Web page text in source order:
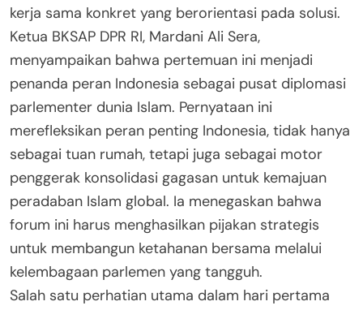
kerja sama konkret yang berorientasi pada solusi.
Ketua BKSAP DPR RI, Mardani Ali Sera,
menyampaikan bahwa pertemuan ini menjadi
penanda peran Indonesia sebagai pusat diplomasi
parlementer dunia Islam. Pernyataan ini
merefleksikan peran penting Indonesia, tidak hanya
sebagai tuan rumah, tetapi juga sebagai motor
penggerak konsolidasi gagasan untuk kemajuan
peradaban Islam global. Ia menegaskan bahwa
forum ini harus menghasilkan pijakan strategis
untuk membangun ketahanan bersama melalui
kelembagaan parlemen yang tangguh.
Salah satu perhatian utama dalam hari pertama